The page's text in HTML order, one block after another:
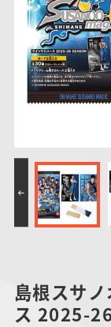
島根スサ
ス 2025-